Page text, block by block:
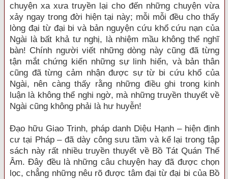
chuyện xa xưa truyền lại cho đến những chuyện vừa
xảy ngay trong đời hiện tại này; mỗi mỗi đều cho thấy
lòng đại từ đại bi và bản nguyện cứu khổ cứu nạn của
Ngài là bất khả tư nghị, là nhiệm mầu không thể nghĩ
bàn! Chính người viết những dòng này cũng đã từng
tận mắt chứng kiến những sự linh hiển, và bản thân
cũng đã từng cảm nhận được sự từ bi cứu khổ của
Ngài, nên càng thấy rằng những điều ghi trong kinh
luận là không thể nghi ngờ, mà những truyền thuyết về
Ngài cũng không phải là hư huyễn!
Đạo hữu Giao Trinh, pháp danh Diệu Hạnh – hiện định
cư tại Pháp – đã dày công sưu tầm và kể lại trong tập
sách này rất nhiều truyền thuyết về Bồ Tát Quán Thế
Âm. Đây đều là những câu chuyện hay đã được chọn
lọc, chẳng những nêu rõ được tâm đại từ đại bi của Bồ